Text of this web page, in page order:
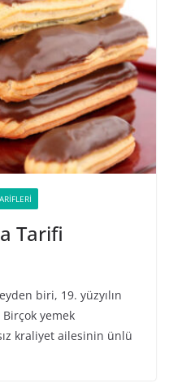
Tarifi
biri, 19. yüzyılın
Birçok yemek
kraliyet ailesinin ünlü